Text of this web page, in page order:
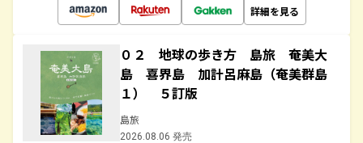
詳細を見る
０２ 地球の歩き方 島旅 奄美大
島 喜界島 加計呂麻島（奄美群島
１） ５訂版
島旅
2026.08.06 発売